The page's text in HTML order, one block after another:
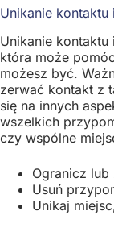
Unikanie
Unikanie
która może
możesz być.
zerwać kontakt z
się na innych
wszelkich
czy wspólne
Ogranicz
Usuń
Unikaj